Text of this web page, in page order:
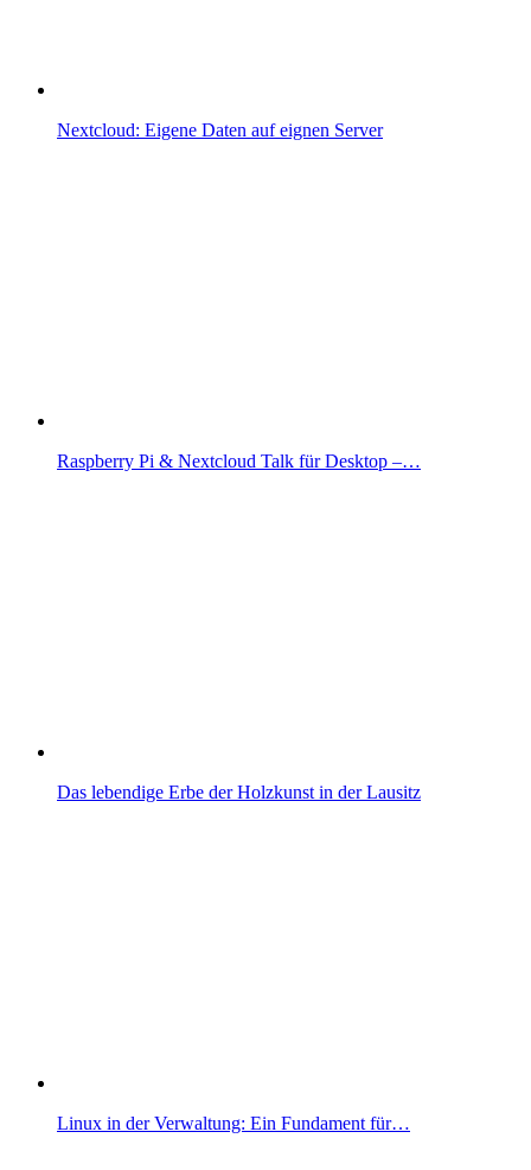
Nextcloud: Eigene Daten auf eignen Server
Raspberry Pi & Nextcloud Talk für Desktop –…
Das lebendige Erbe der Holzkunst in der Lausitz
Linux in der Verwaltung: Ein Fundament für…